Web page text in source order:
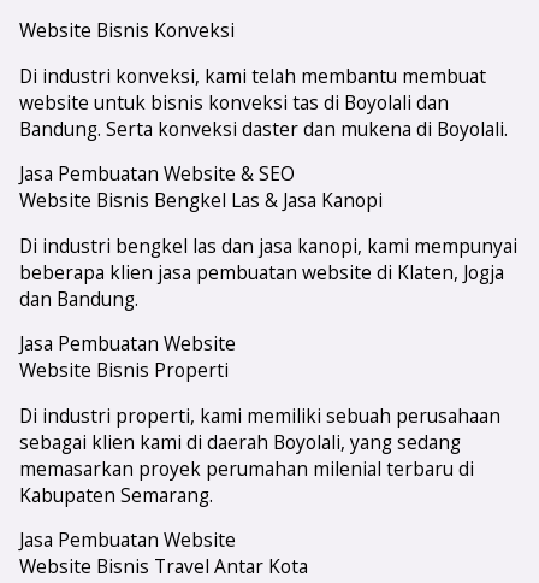
Website Bisnis Konveksi
Di industri konveksi, kami telah membantu membuat
website untuk bisnis konveksi tas di Boyolali dan
Bandung. Serta konveksi daster dan mukena di Boyolali.
Jasa Pembuatan Website & SEO
Website Bisnis Bengkel Las & Jasa Kanopi
Di industri bengkel las dan jasa kanopi, kami mempunyai
beberapa klien jasa pembuatan website di Klaten, Jogja
dan Bandung.
Jasa Pembuatan Website
Website Bisnis Properti
Di industri properti, kami memiliki sebuah perusahaan
sebagai klien kami di daerah Boyolali, yang sedang
memasarkan proyek perumahan milenial terbaru di
Kabupaten Semarang.
Jasa Pembuatan Website
Website Bisnis Travel Antar Kota